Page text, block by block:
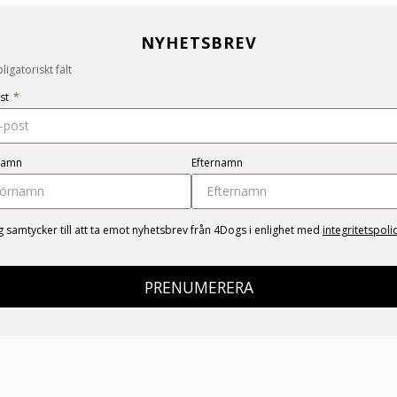
NYHETSBREV
fält
*
Efternamn
samtycker till att ta emot nyhetsbrev från 4Dogs i enlighet med
PRENUMERERA